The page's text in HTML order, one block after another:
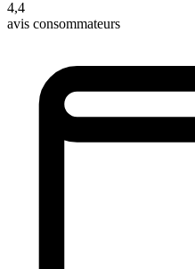
4,4
avis consommateurs